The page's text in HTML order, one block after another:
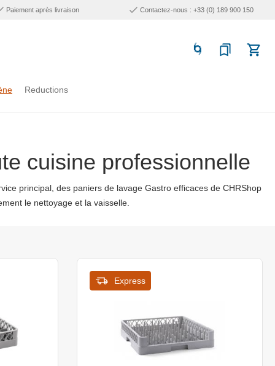
Paiement après livraison Contactez-nous : +33 (0) 189 900 150
Reductions
cuisine professionnelle
principal, des paniers de lavage Gastro efficaces de CHRShop
le nettoyage et la vaisselle.
Express